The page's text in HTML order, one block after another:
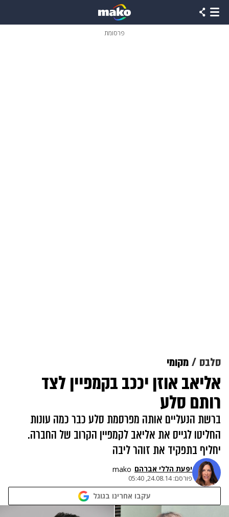
פרסומת
סלבס מקומי
אליאב אוזן יככב בקמפיין לצד
רותם סלע
ברשת הנעליים אותה מפרסמת סלע כבר כמה עונות
החליטו לגייס את אליאב לקמפיין הקרוב של החברה.
יחליף בתפקיד את זוהר ליבה
יפעת הללי אברהם mako
פורסם:24.08.14, 05:40
עקבו אחרינו בגוגל